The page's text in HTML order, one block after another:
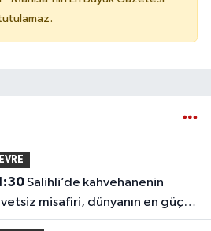
Salihli’de kahvehanenin
misafiri, dünyanın en güçlü
oldu